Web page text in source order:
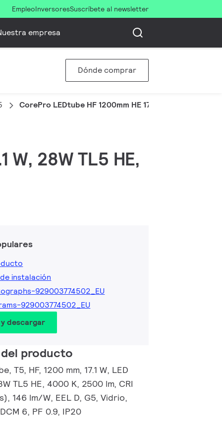
EmpleoInversoresSuscríbete al newsletter
empresa
Dónde comprar
CorePro LEDtube HF 1200mm HE 17.1W 840T5
W, 28W TL5 HE,
instalación
929003774502_EU
929003774502_EU
descargar
producto
T5, HF, 1200 mm, 17.1 W, LED
TL5 HE, 4000 K, 2500 lm, CRI
146 lm/W, EEL D, G5, Vidrio,
6, PF 0.9, IP20